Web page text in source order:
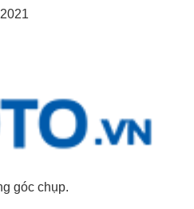
góc chụp.